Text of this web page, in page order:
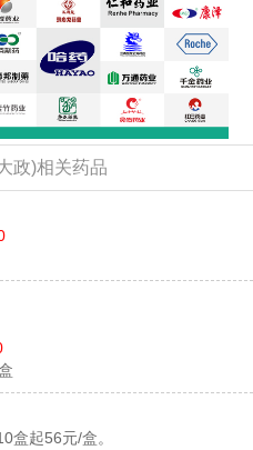
政)相关药品
盒起56元/盒。